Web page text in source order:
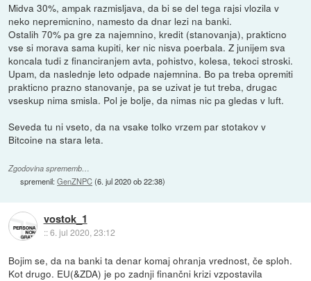
Midva 30%, ampak razmisljava, da bi se del tega rajsi vlozila v
neko nepremicnino, namesto da dnar lezi na banki.
Ostalih 70% pa gre za najemnino, kredit (stanovanja), prakticno
vse si morava sama kupiti, ker nic nisva poerbala. Z junijem sva
koncala tudi z financiranjem avta, pohistvo, kolesa, tekoci stroski.
Upam, da naslednje leto odpade najemnina. Bo pa treba opremiti
prakticno prazno stanovanje, pa se uzivat je tut treba, drugac
vseskup nima smisla. Pol je bolje, da nimas nic pa gledas v luft.
Seveda tu ni vseto, da na vsake tolko vrzem par stotakov v
Bitcoine na stara leta.
Zgodovina sprememb…
spremenil:GenZNPC(6. jul 2020 ob 22:38)
vostok_1
::6. jul 2020, 23:12
Bojim se, da na banki ta denar komaj ohranja vrednost, če sploh.
Kot drugo. EU(&ZDA) je po zadnji finančni krizi vzpostavila